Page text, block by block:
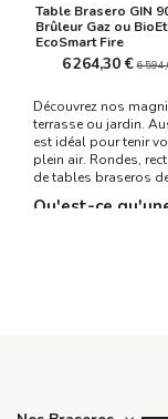
Table Brasero GIN
Brûleur Gaz ou
EcoSmart Fire
6 264,30 € 6
Découvrez nos
terrasse ou jardin.
est idéal pour tenir
plein air. Rondes,
de tables braseros
Qu'est-ce